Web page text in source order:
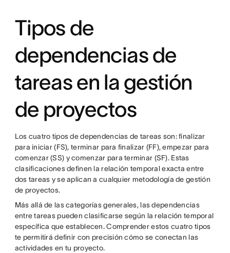
Tipos de
dependencias de
tareas en la gestión
de proyectos
Los cuatro tipos de dependencias de tareas son: finalizar
para iniciar (FS), terminar para finalizar (FF), empezar para
comenzar (SS) y comenzar para terminar (SF). Estas
clasificaciones definen la relación temporal exacta entre
dos tareas y se aplican a cualquier metodología de gestión
de proyectos.
Más allá de las categorías generales, las dependencias
entre tareas pueden clasificarse según la relación temporal
específica que establecen. Comprender estos cuatro tipos
te permitirá definir con precisión cómo se conectan las
actividades en tu proyecto.